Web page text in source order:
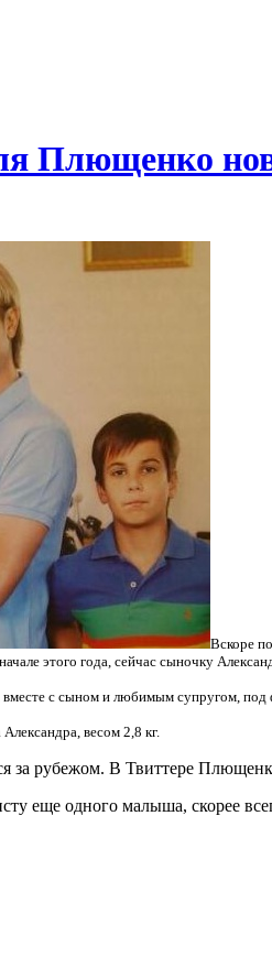
Плющенко
Вскоре
этого года, сейчас сыночку
вместе с сыном и любимым супругом,
весом 2,8 кг.
за рубежом. В Твиттере
еще одного малыша, скорее